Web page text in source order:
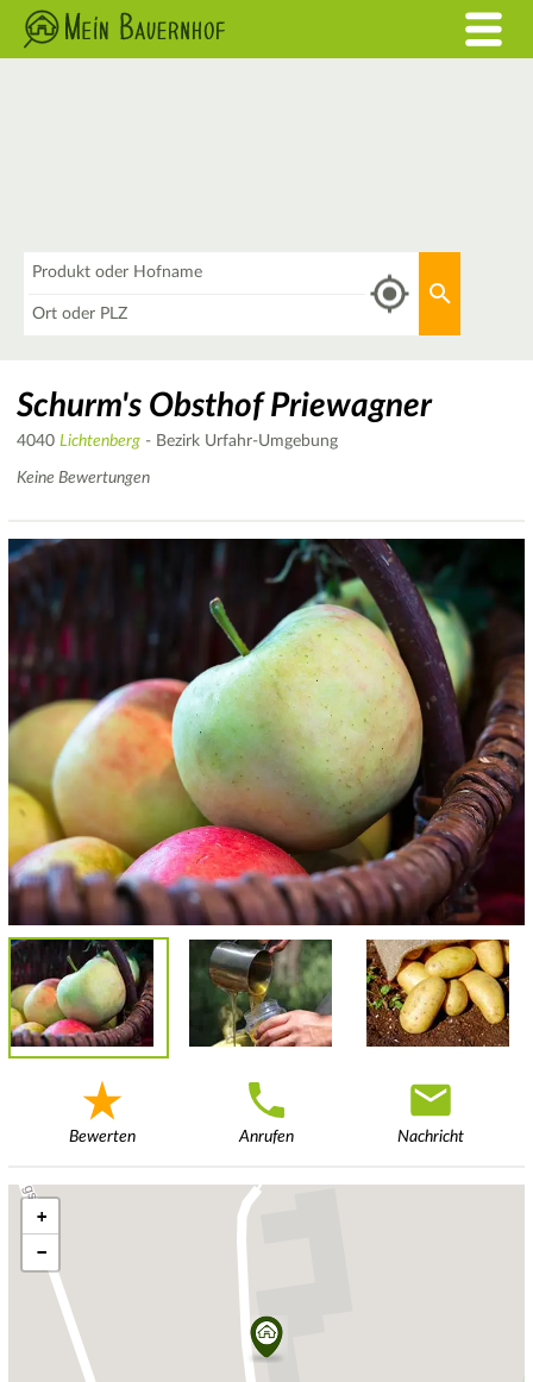
Schurm's Obsthof Priewagner
4040 Lichtenberg - Bezirk Urfahr-Umgebung
Keine Bewertungen
Bewerten Anrufen Nachricht
+
−